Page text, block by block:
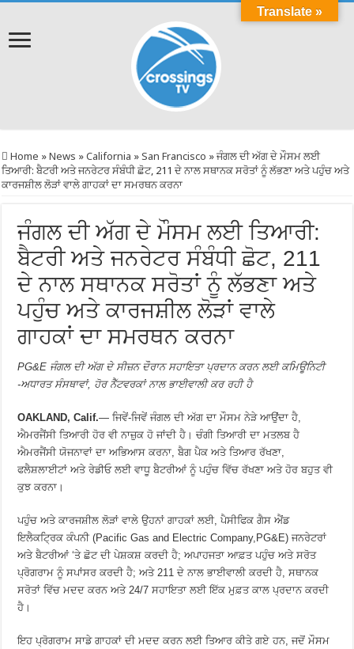
Home »News »California »San Francisco »ਜੰਗਲ ਦੀ ਅੱਗ ਦੇ ਮੌਸਮ ਲਈ
ਤਿਆਰੀ: ਬੈਟਰੀ ਅਤੇ ਜਨਰੇਟਰ ਸੰਬੰਧੀ ਛੋਟ, 211 ਦੇ ਨਾਲ ਸਥਾਨਕ ਸਰੋਤਾਂ ਨੂੰ ਲੱਭਣਾ ਅਤੇ ਪਹੁੰਚ ਅਤੇ
ਕਾਰਜਸ਼ੀਲ ਲੋੜਾਂ ਵਾਲੇ ਗਾਹਕਾਂ ਦਾ ਸਮਰਥਨ ਕਰਨਾ
ਜੰਗਲ ਦੀ ਅੱਗ ਦੇ ਮੌਸਮ ਲਈ ਤਿਆਰੀ:
ਬੈਟਰੀ ਅਤੇ ਜਨਰੇਟਰ ਸੰਬੰਧੀ ਛੋਟ, 211
ਦੇ ਨਾਲ ਸਥਾਨਕ ਸਰੋਤਾਂ ਨੂੰ ਲੱਭਣਾ ਅਤੇ
ਪਹੁੰਚ ਅਤੇ ਕਾਰਜਸ਼ੀਲ ਲੋੜਾਂ ਵਾਲੇ
ਗਾਹਕਾਂ ਦਾ ਸਮਰਥਨ ਕਰਨਾ
PG&E ਜੰਗਲ ਦੀ ਅੱਗ ਦੇ ਸੀਜ਼ਨ ਦੌਰਾਨ ਸਹਾਇਤਾ ਪ੍ਰਦਾਨ ਕਰਨ ਲਈ ਕਮਿਊਨਿਟੀ
-ਅਧਾਰਤ ਸੰਸਥਾਵਾਂ, ਹੋਰ ਨੈੱਟਵਰਕਾਂ ਨਾਲ ਭਾਈਵਾਲੀ ਕਰ ਰਹੀ ਹੈ
OAKLAND, Calif.— ਜਿਵੇਂ-ਜਿਵੇਂ ਜੰਗਲ ਦੀ ਅੱਗ ਦਾ ਮੌਸਮ ਨੇੜੇ ਆਉਂਦਾ ਹੈ,
ਐਮਰਜੈਂਸੀ ਤਿਆਰੀ ਹੋਰ ਵੀ ਨਾਜ਼ੁਕ ਹੋ ਜਾਂਦੀ ਹੈ। ਚੰਗੀ ਤਿਆਰੀ ਦਾ ਮਤਲਬ ਹੈ
ਐਮਰਜੈਂਸੀ ਯੋਜਨਾਵਾਂ ਦਾ ਅਭਿਆਸ ਕਰਨਾ, ਬੈਗ ਪੈਕ ਅਤੇ ਤਿਆਰ ਰੱਖਣਾ,
ਫਲੈਸ਼ਲਾਈਟਾਂ ਅਤੇ ਰੇਡੀਓ ਲਈ ਵਾਧੂ ਬੈਟਰੀਆਂ ਨੂੰ ਪਹੁੰਚ ਵਿੱਚ ਰੱਖਣਾ ਅਤੇ ਹੋਰ ਬਹੁਤ ਵੀ
ਕੁਝ ਕਰਨਾ।
ਪਹੁੰਚ ਅਤੇ ਕਾਰਜਸ਼ੀਲ ਲੋੜਾਂ ਵਾਲੇ ਉਹਨਾਂ ਗਾਹਕਾਂ ਲਈ, ਪੈਸੀਫਿਕ ਗੈਸ ਐਂਡ
ਇਲੈਕਟ੍ਰਿਕ ਕੰਪਨੀ (Pacific Gas and Electric Company,PG&E) ਜਨਰੇਟਰਾਂ
ਅਤੇ ਬੈਟਰੀਆਂ ‘ਤੇ ਛੋਟ ਦੀ ਪੇਸ਼ਕਸ਼ ਕਰਦੀ ਹੈ; ਅਪਾਹਜਤਾ ਆਫ਼ਤ ਪਹੁੰਚ ਅਤੇ ਸਰੋਤ
ਪ੍ਰੋਗਰਾਮ ਨੂੰ ਸਪਾਂਸਰ ਕਰਦੀ ਹੈ; ਅਤੇ 211 ਦੇ ਨਾਲ ਭਾਈਵਾਲੀ ਕਰਦੀ ਹੈ, ਸਥਾਨਕ
ਸਰੋਤਾਂ ਵਿੱਚ ਮਦਦ ਕਰਨ ਅਤੇ 24/7 ਸਹਾਇਤਾ ਲਈ ਇੱਕ ਮੁਫ਼ਤ ਕਾਲ ਪ੍ਰਦਾਨ ਕਰਦੀ
ਹੈ।
ਇਹ ਪ੍ਰੋਗਰਾਮ ਸਾਡੇ ਗਾਹਕਾਂ ਦੀ ਮਦਦ ਕਰਨ ਲਈ ਤਿਆਰ ਕੀਤੇ ਗਏ ਹਨ, ਜਦੋਂ ਮੌਸਮ
Translate »